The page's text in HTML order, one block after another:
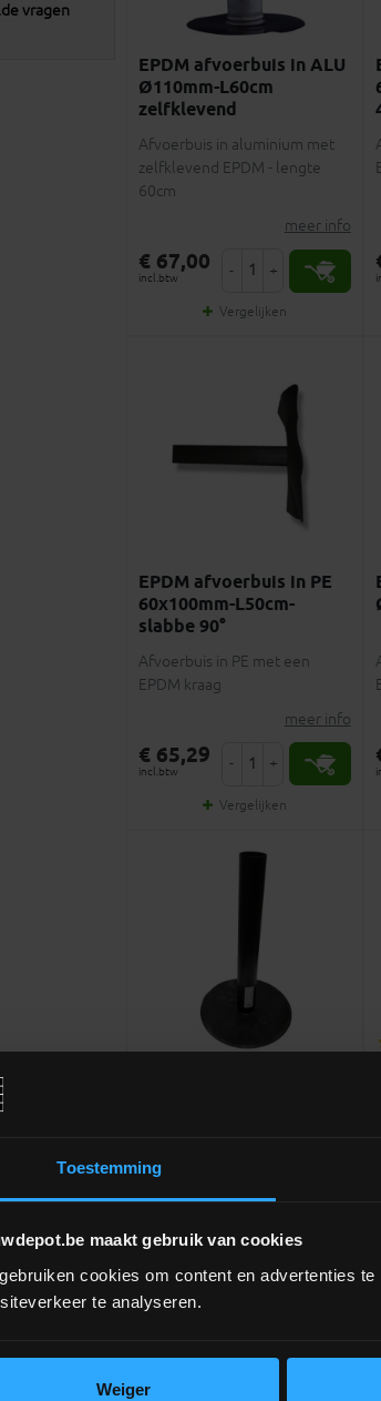
Toestemming
maakt gebruik van cookies
cookies om content en advertenties
te analyseren.
Weiger
vragen
EPDM afvoerbuis in ALU
Ø110mm-L60cm
zelfklevend
Afvoerbuis in aluminium met
zelfklevend EPDM - lengte
60cm
meer info
€ 67,00
incl.btw - +
Vergelijken
EPDM afvoerbuis in PE
60x100mm-L50cm-
slabbe 90°
Afvoerbuis in PE met een
EPDM kraag
meer info
€ 65,29
incl.btw - +
Vergelijken
zelfklevend EPDM
€ 55,26